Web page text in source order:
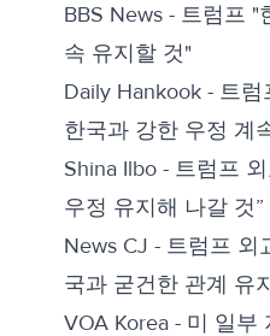
BBS News - 트럼프 "
속 유지할 것"
Daily Hankook - 트럼
한국과 강한 우정 계
Shina Ilbo - 트럼프
우정 유지해 나갈 것”
News CJ - 트럼프 외
국과 굳건한 관계 유
VOA Korea - 미 일부